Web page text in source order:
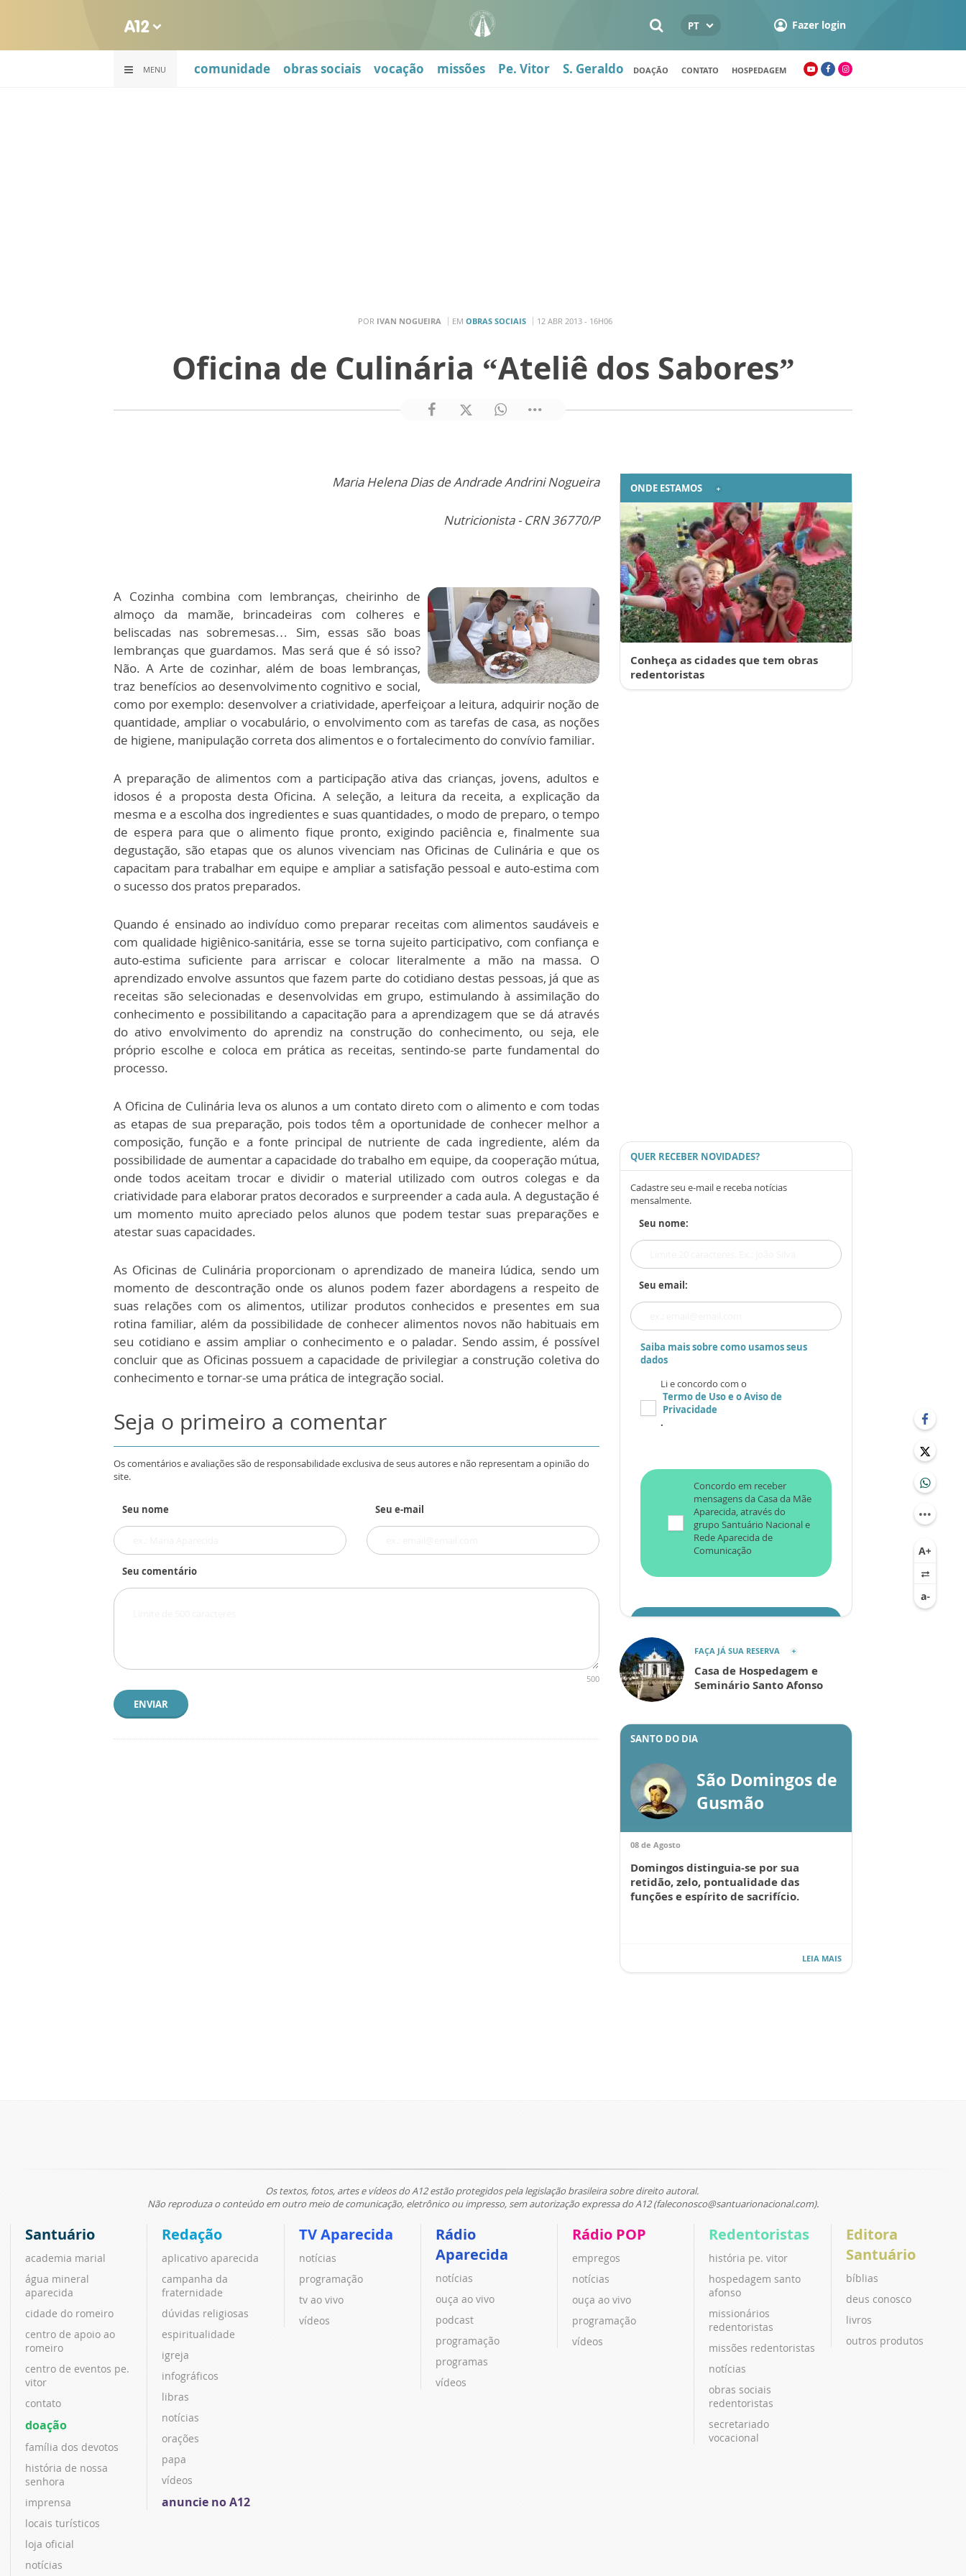
PT Fazer login
MENU comunidade obras sociais vocação missões Pe. Vitor S. Geraldo DOAÇÃO CONTATO HOSPEDAGEM
POR IVAN NOGUEIRA EM OBRAS SOCIAIS 12 ABR 2013 - 16H06
Oficina de Culinária “Ateliê dos Sabores”
Maria Helena Dias de Andrade Andrini Nogueira
Nutricionista - CRN 36770/P
A Cozinha combina com lembranças, cheirinho de
almoço da mamãe, brincadeiras com colheres e
beliscadas nas sobremesas… Sim, essas são boas
lembranças que guardamos. Mas será que é só isso?
Não. A Arte de cozinhar, além de boas lembranças,
traz benefícios ao desenvolvimento cognitivo e social,
como por exemplo: desenvolver a criatividade, aperfeiçoar a leitura, adquirir noção de
quantidade, ampliar o vocabulário, o envolvimento com as tarefas de casa, as noções
de higiene, manipulação correta dos alimentos e o fortalecimento do convívio familiar.
A preparação de alimentos com a participação ativa das crianças, jovens, adultos e
idosos é a proposta desta Oficina. A seleção, a leitura da receita, a explicação da
mesma e a escolha dos ingredientes e suas quantidades, o modo de preparo, o tempo
de espera para que o alimento fique pronto, exigindo paciência e, finalmente sua
degustação, são etapas que os alunos vivenciam nas Oficinas de Culinária e que os
capacitam para trabalhar em equipe e ampliar a satisfação pessoal e auto-estima com
o sucesso dos pratos preparados.
Quando é ensinado ao indivíduo como preparar receitas com alimentos saudáveis e
com qualidade higiênico-sanitária, esse se torna sujeito participativo, com confiança e
auto-estima suficiente para arriscar e colocar literalmente a mão na massa. O
aprendizado envolve assuntos que fazem parte do cotidiano destas pessoas, já que as
receitas são selecionadas e desenvolvidas em grupo, estimulando à assimilação do
conhecimento e possibilitando a capacitação para a aprendizagem que se dá através
do ativo envolvimento do aprendiz na construção do conhecimento, ou seja, ele
próprio escolhe e coloca em prática as receitas, sentindo-se parte fundamental do
processo.
A Oficina de Culinária leva os alunos a um contato direto com o alimento e com todas
as etapas de sua preparação, pois todos têm a oportunidade de conhecer melhor a
composição, função e a fonte principal de nutriente de cada ingrediente, além da
possibilidade de aumentar a capacidade do trabalho em equipe, da cooperação mútua,
onde todos aceitam trocar e dividir o material utilizado com outros colegas e da
criatividade para elaborar pratos decorados e surpreender a cada aula. A degustação é
um momento muito apreciado pelos alunos que podem testar suas preparações e
atestar suas capacidades.
As Oficinas de Culinária proporcionam o aprendizado de maneira lúdica, sendo um
momento de descontração onde os alunos podem fazer abordagens a respeito de
suas relações com os alimentos, utilizar produtos conhecidos e presentes em sua
rotina familiar, além da possibilidade de conhecer alimentos novos não habituais em
seu cotidiano e assim ampliar o conhecimento e o paladar. Sendo assim, é possível
concluir que as Oficinas possuem a capacidade de privilegiar a construção coletiva do
conhecimento e tornar-se uma prática de integração social.
Seja o primeiro a comentar
Os comentários e avaliações são de responsabilidade exclusiva de seus autores e não representam a opinião do
site.
Seu nome Seu e-mail
Seu comentário
500
ENVIAR
ONDE ESTAMOS
Conheça as cidades que tem obras
redentoristas
QUER RECEBER NOVIDADES?
Cadastre seu e-mail e receba notícias
mensalmente.
Seu nome:
Seu email:
Saiba mais sobre como usamos seus
dados
Li e concordo com o
Termo de Usoe oAviso de
Privacidade
.
Concordo em receber
mensagens da Casa da Mãe
Aparecida, através do
grupo Santuário Nacional e
Rede Aparecida de
Comunicação
ENVIAR
FAÇA JÁ SUA RESERVA
Casa de Hospedagem e
Seminário Santo Afonso
SANTO DO DIA
São Domingos de
Gusmão
08 de Agosto
Domingos distinguia-se por sua
retidão, zelo, pontualidade das
funções e espírito de sacrifício.
LEIA MAIS
Os textos, fotos, artes e vídeos do A12 estão protegidos pela legislação brasileira sobre direito autoral.
Não reproduza o conteúdo em outro meio de comunicação, eletrônico ou impresso, sem autorização expressa do A12 (faleconosco@santuarionacional.com).
Santuário
academia marial
água mineral
aparecida
cidade do romeiro
centro de apoio ao
romeiro
centro de eventos pe.
vitor
contato
doação
família dos devotos
história de nossa
senhora
imprensa
locais turísticos
loja oficial
notícias
Redação
aplicativo aparecida
campanha da
fraternidade
dúvidas religiosas
espiritualidade
igreja
infográficos
libras
notícias
orações
papa
vídeos
anuncie no A12
TV Aparecida
notícias
programação
tv ao vivo
vídeos
Rádio
Aparecida
notícias
ouça ao vivo
podcast
programação
programas
vídeos
Rádio POP
empregos
notícias
ouça ao vivo
programação
vídeos
Redentoristas
história pe. vitor
hospedagem santo
afonso
missionários
redentoristas
missões redentoristas
notícias
obras sociais
redentoristas
secretariado
vocacional
Editora
Santuário
bíblias
deus conosco
livros
outros produtos